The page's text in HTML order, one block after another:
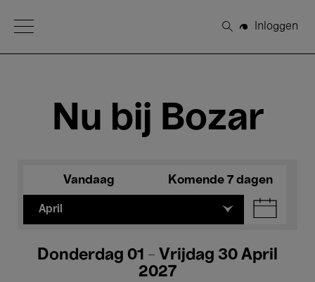
Open Menu
Zoeken
Inloggen
Nu bij Bozar
Vandaag Komende 7 dagen
April
Donderdag 01 - Vrijdag 30 April
2027